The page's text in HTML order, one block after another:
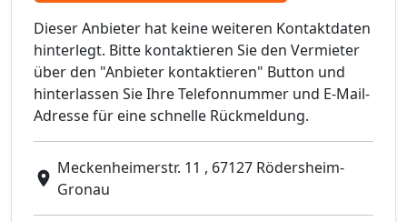
Dieser Anbieter hat keine weiteren Kontaktdaten
hinterlegt. Bitte kontaktieren Sie den Vermieter
über den "Anbieter kontaktieren" Button und
hinterlassen Sie Ihre Telefonnummer und E-Mail-
Adresse für eine schnelle Rückmeldung.
Meckenheimerstr. 11 , 67127 Rödersheim-
Gronau